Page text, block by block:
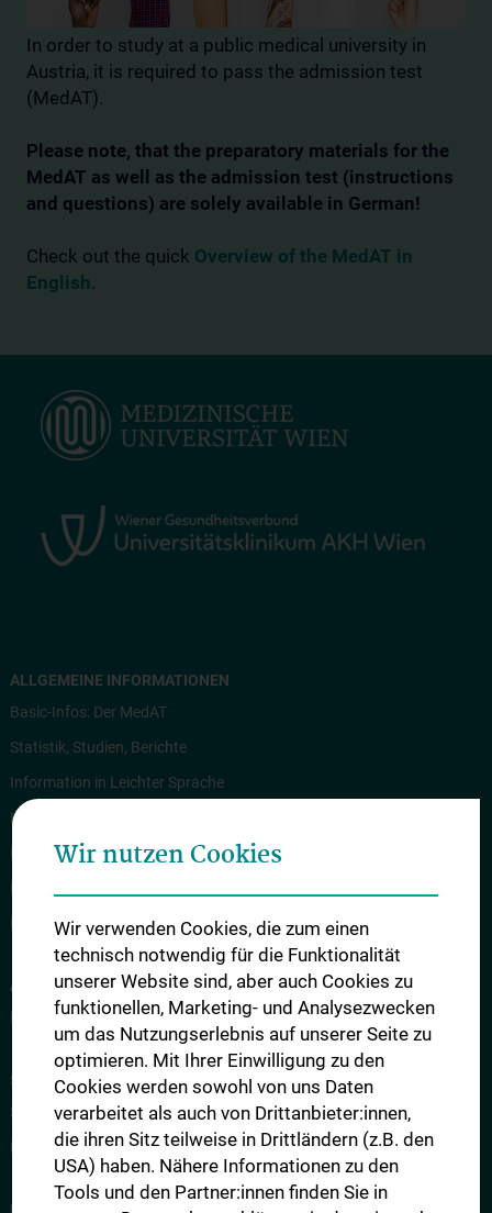
In order to study at a public medical university in
Austria, it is required to pass the admission test
(MedAT).
Please note, that the preparatory materials for the
MedAT as well as the admission test (instructions
and questions) are solely available in German!
Check out the quick Overview of the MedAT in
English.
ALLGEMEINE INFORMATIONEN
Basic-Infos: Der MedAT
Statistik, Studien, Berichte
Information in Leichter Sprache
Information in English
Rechtliche Grundlagen
News
Kontakt
ANMELDUNG ZUM MEDAT
Internet-Anmeldung zum MedAT
STUDIENPLÄTZE UND KONTINGENTREGELUNG
Studienplätze
Kontingentregelung
Wir nutzen Cookies
Wir verwenden Cookies, die zum einen
technisch notwendig für die Funktionalität
unserer Website sind, aber auch Cookies zu
funktionellen, Marketing- und Analysezwecken
um das Nutzungserlebnis auf unserer Seite zu
optimieren. Mit Ihrer Einwilligung zu den
Cookies werden sowohl von uns Daten
verarbeitet als auch von Drittanbieter:innen,
die ihren Sitz teilweise in Drittländern (z.B. den
USA) haben. Nähere Informationen zu den
Tools und den Partner:innen finden Sie in